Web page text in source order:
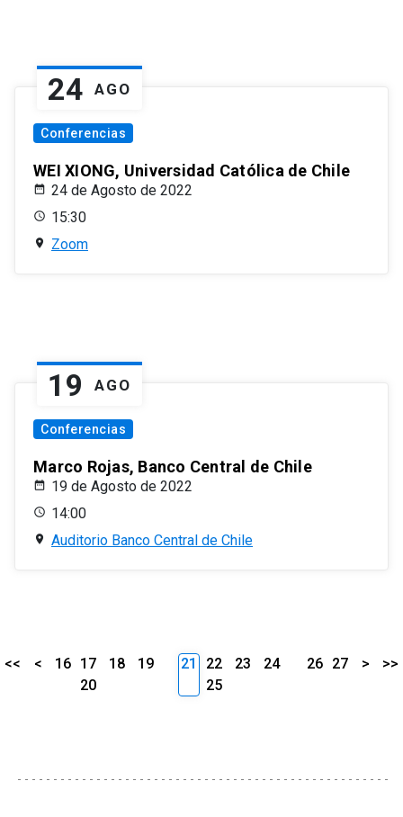
24 AGO
Conferencias
WEI XIONG, Universidad Católica de Chile
24 de Agosto de 2022
15:30
Zoom
19 AGO
Conferencias
Marco Rojas, Banco Central de Chile
19 de Agosto de 2022
14:00
Auditorio Banco Central de Chile
<< < 16 17 18
19
20
21 22 23
24
25
26 27 > >>